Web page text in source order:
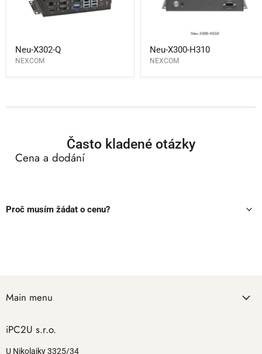
Neu-X302-Q
NEXCOM
Neu-X300-H310
NEXCOM
Často kladené otázky
Cena a dodání
Proč musím žádat o cenu?
Main menu
iPC2U s.r.o.
U Nikolajky 3325/34